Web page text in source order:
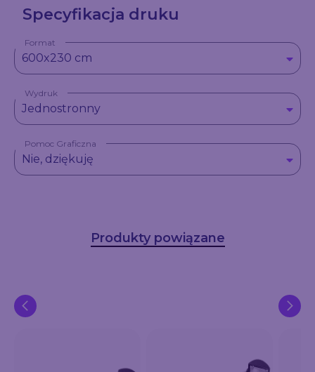
Specyfikacja druku
Format
600x230 cm
Wydruk
Jednostronny
Pomoc Graficzna
Nie, dziękuję
Produkty powiązane